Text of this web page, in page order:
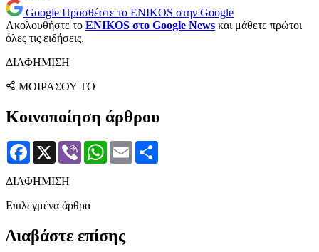
Google Προσθέστε το ENIKOS στην Google
Ακολουθήστε το ENIKOS στο Google News και μάθετε πρώτοι
όλες τις ειδήσεις.
ΔΙΑΦΗΜΙΣΗ
ΜΟΙΡΑΣΟΥ ΤΟ
Κοινοποίηση άρθρου
Facebook
X Viber WhatsApp
Email
ΔΙΑΦΗΜΙΣΗ
Επιλεγμένα άρθρα
Διαβάστε επίσης